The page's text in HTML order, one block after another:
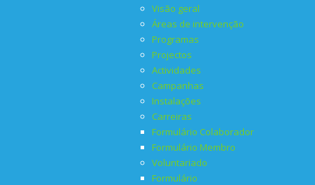
Visão geral
Áreas de intervenção
Programas
Projectos
Actividades
Campanhas
Instalações
Carreiras
Formulário Colaborador
Formulário Membro
Voluntariado
Formulário